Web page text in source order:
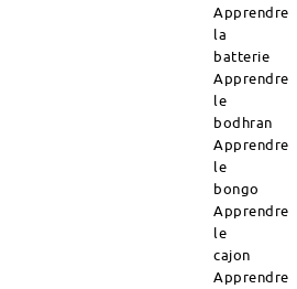
Apprendre
la
batterie
Apprendre
le
bodhran
Apprendre
le
bongo
Apprendre
le
cajon
Apprendre